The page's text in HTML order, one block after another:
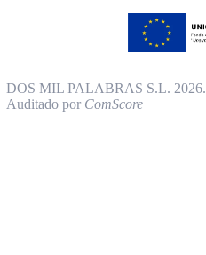
DOS MIL PALABRAS S.L. 2026.
Auditado por ComScore